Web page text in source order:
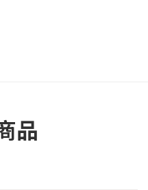
品